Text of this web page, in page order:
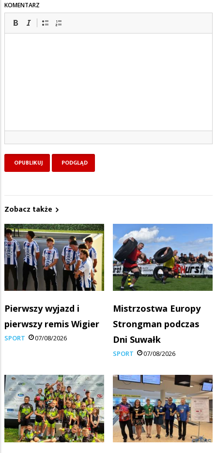
KOMENTARZ
Zobacz także
Pierwszy wyjazd i
pierwszy remis Wigier
SPORT 07/08/2026
Mistrzostwa Europy
Strongman podczas
Dni Suwałk
SPORT 07/08/2026